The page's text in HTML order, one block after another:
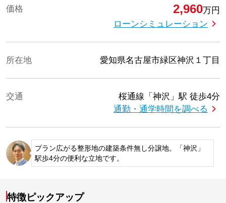
価格 2,960万円
ローンシミュレーション
所在地 愛知県名古屋市緑区神沢１丁目
交通 桜通線「神沢」駅 徒歩4分
通勤・通学時間を調べる
プラン広がる整形地の建築条件無し分譲地。「神沢」
駅歩4分の便利な立地です。
特徴ピックアップ